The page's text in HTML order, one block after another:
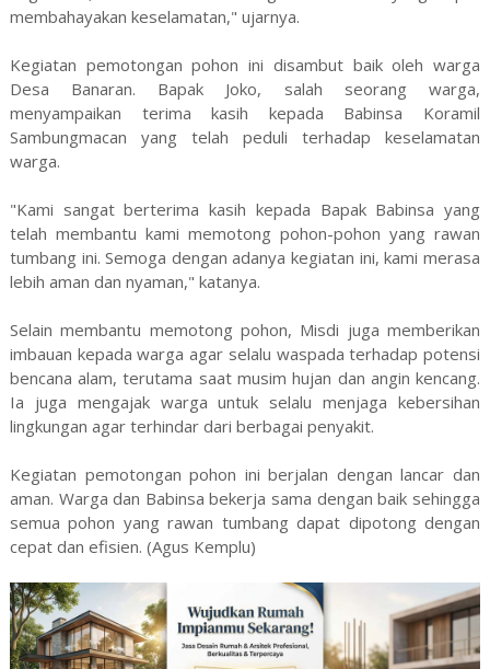
membahayakan keselamatan," ujarnya.
Kegiatan pemotongan pohon ini disambut baik oleh warga
Desa Banaran. Bapak Joko, salah seorang warga,
menyampaikan terima kasih kepada Babinsa Koramil
Sambungmacan yang telah peduli terhadap keselamatan
warga.
"Kami sangat berterima kasih kepada Bapak Babinsa yang
telah membantu kami memotong pohon-pohon yang rawan
tumbang ini. Semoga dengan adanya kegiatan ini, kami merasa
lebih aman dan nyaman," katanya.
Selain membantu memotong pohon, Misdi juga memberikan
imbauan kepada warga agar selalu waspada terhadap potensi
bencana alam, terutama saat musim hujan dan angin kencang.
Ia juga mengajak warga untuk selalu menjaga kebersihan
lingkungan agar terhindar dari berbagai penyakit.
Kegiatan pemotongan pohon ini berjalan dengan lancar dan
aman. Warga dan Babinsa bekerja sama dengan baik sehingga
semua pohon yang rawan tumbang dapat dipotong dengan
cepat dan efisien. (Agus Kemplu)